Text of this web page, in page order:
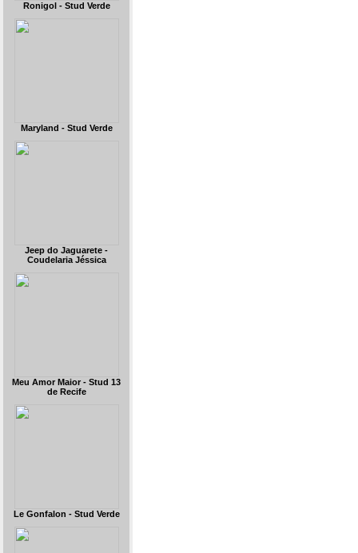
Ronigol - Stud Verde
Maryland - Stud Verde
Jeep do Jaguarete -
Coudelaria Jéssica
Meu Amor Maior - Stud 13
de Recife
Le Gonfalon - Stud Verde